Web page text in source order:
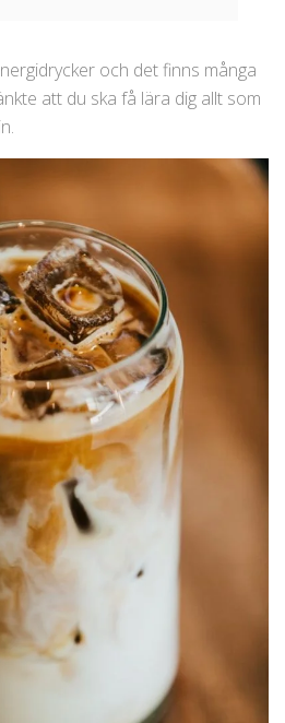
och det finns många
att du ska få lära dig allt som